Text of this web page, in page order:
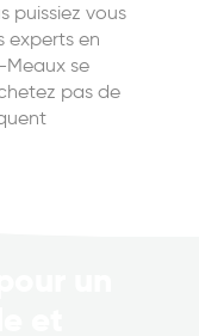
puissiez vous
experts en
se
pas de